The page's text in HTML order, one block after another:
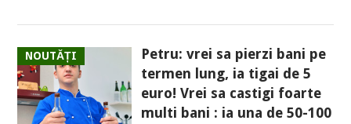
NOUTĂȚI
Petru: vrei sa pierzi bani pe
termen lung, ia tigai de 5
euro! Vrei sa castigi foarte
multi bani : ia una de 50-100